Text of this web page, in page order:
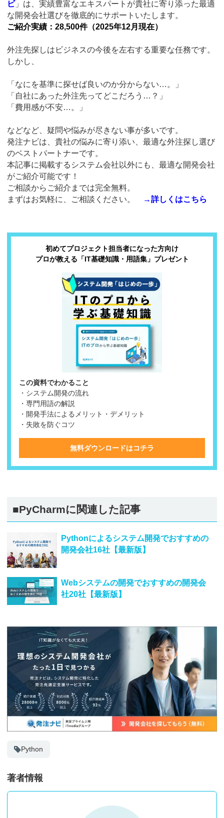
ビ」は、実績豊富なエキスパートが貴社に寄り添った最適
な開発会社選びを徹底的にサポートいたします。
ご紹介実績：28,500件（2025年12月現在）
外注先探しはビジネスの今後を左右する重要な任務です。
しかし、
「なにを基準に探せば良いのか分からない…。」
「自社にあった外注先ってどこだろう…？」
「費用感が不安…。」
などなど、疑問や悩みが尽きない事が多いです。
発注ナビは、貴社の悩みに寄り添い、最適な外注探し選び
のベストパートナーです。
本記事に掲載するシステム会社以外にも、最適な開発会社
がご紹介可能です！
ご相談からご紹介までは完全無料。
まずはお気軽に、ご相談ください。
→詳しくはこちら
初めてプロジェクト担当者になった方向け
プロが教える「IT基礎知識・用語集」プレゼント
この資料でわかること
・システム開発の流れ
・専門用語の解説
・開発手法によるメリット・デメリット
・失敗を防ぐコツ
無料ダウンロードはコチラ
■PyCharmに関連した記事
Pythonによるシステム開発でおすすめの
開発会社16社【最新版】
Webシステムの開発でおすすめの開発会
社20社【最新版】
Python
著者情報